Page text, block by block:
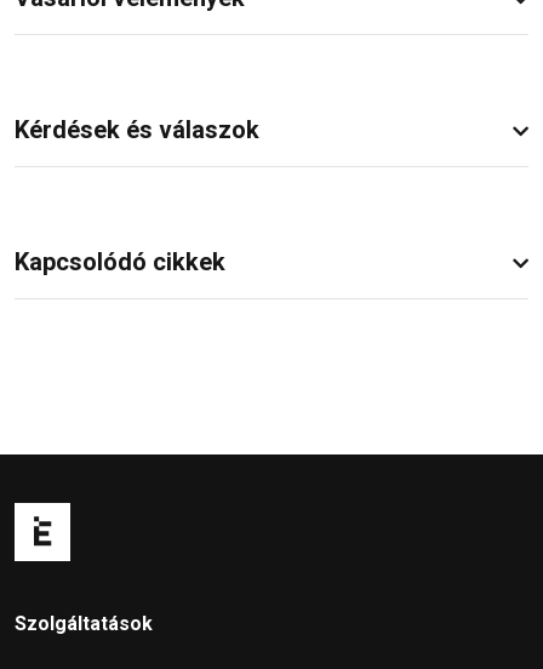
Kérdések és válaszok
Kapcsolódó cikkek
Szolgáltatások